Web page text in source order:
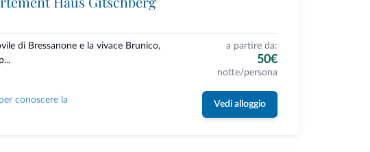
di Bressanone e la vivace Brunico,
a partire da:
50€
notte/persona
conoscere la
Vedi alloggio